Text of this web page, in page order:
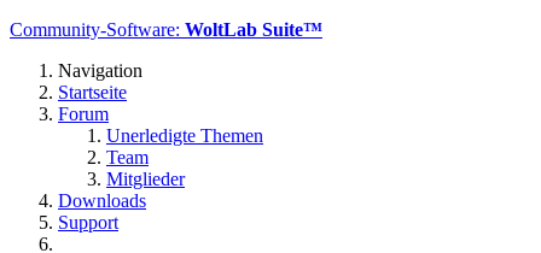
Community-Software: WoltLab Suite™
Navigation
Startseite
Forum
Unerledigte Themen
Team
Mitglieder
Downloads
Support